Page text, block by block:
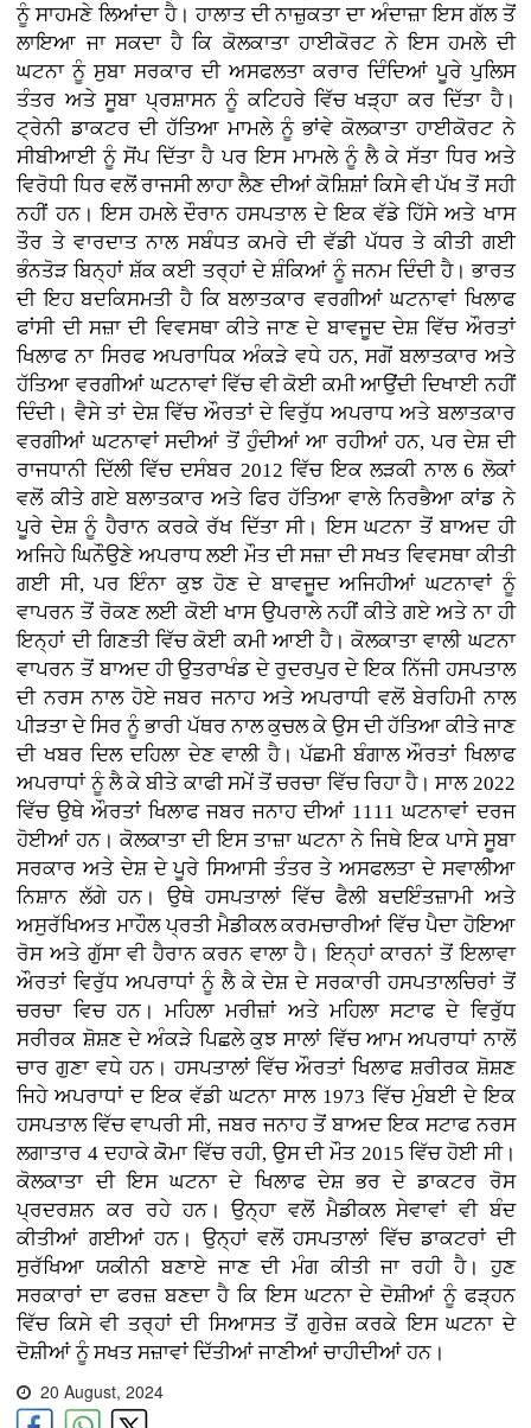
ਨੂੰ ਸਾਹਮਣੇ ਲਿਆਂਦਾ ਹੈ। ਹਾਲਾਤ ਦੀ ਨਾਜ਼ੁਕਤਾ ਦਾ ਅੰਦਾਜ਼ਾ ਇਸ ਗੱਲ ਤੋਂ
ਲਾਇਆ ਜਾ ਸਕਦਾ ਹੈ ਕਿ ਕੋਲਕਾਤਾ ਹਾਈਕੋਰਟ ਨੇ ਇਸ ਹਮਲੇ ਦੀ
ਘਟਨਾ ਨੂੰ ਸੁਬਾ ਸਰਕਾਰ ਦੀ ਅਸਫਲਤਾ ਕਰਾਰ ਦਿੰਦਿਆਂ ਪੂਰੇ ਪੁਲਿਸ
ਤੰਤਰ ਅਤੇ ਸੂਬਾ ਪ੍ਰਸ਼ਾਸਨ ਨੂੰ ਕਟਿਹਰੇ ਵਿੱਚ ਖੜ੍ਹਾ ਕਰ ਦਿੱਤਾ ਹੈ।
ਟ੍ਰੇਨੀ ਡਾਕਟਰ ਦੀ ਹੱਤਿਆ ਮਾਮਲੇ ਨੂੰ ਭਾਂਵੇ ਕੋਲਕਾਤਾ ਹਾਈਕੋਰਟ ਨੇ
ਸੀਬੀਆਈ ਨੂੰ ਸੋਂਪ ਦਿੱਤਾ ਹੈ ਪਰ ਇਸ ਮਾਮਲੇ ਨੂੰ ਲੈ ਕੇ ਸੱਤਾ ਧਿਰ ਅਤੇ
ਵਿਰੋਧੀ ਧਿਰ ਵਲੋਂ ਰਾਜਸੀ ਲਾਹਾ ਲੈਣ ਦੀਆਂ ਕੋਸ਼ਿਸ਼ਾਂ ਕਿਸੇ ਵੀ ਪੱਖ ਤੋਂ ਸਹੀ
ਨਹੀਂ ਹਨ। ਇਸ ਹਮਲੇ ਦੌਰਾਨ ਹਸਪਤਾਲ ਦੇ ਇਕ ਵੱਡੇ ਹਿੱਸੇ ਅਤੇ ਖਾਸ
ਤੌਰ ਤੇ ਵਾਰਦਾਤ ਨਾਲ ਸਬੰਧਤ ਕਮਰੇ ਦੀ ਵੱਡੀ ਪੱਧਰ ਤੇ ਕੀਤੀ ਗਈ
ਭੰਨਤੋੜ ਬਿਨ੍ਹਾਂ ਸ਼ੱਕ ਕਈ ਤਰ੍ਹਾਂ ਦੇ ਸ਼ੰਕਿਆਂ ਨੂੰ ਜਨਮ ਦਿੰਦੀ ਹੈ। ਭਾਰਤ
ਦੀ ਇਹ ਬਦਕਿਸਮਤੀ ਹੈ ਕਿ ਬਲਾਤਕਾਰ ਵਰਗੀਆਂ ਘਟਨਾਵਾਂ ਖਿਲਾਫ
ਫਾਂਸੀ ਦੀ ਸਜ਼ਾ ਦੀ ਵਿਵਸਥਾ ਕੀਤੇ ਜਾਣ ਦੇ ਬਾਵਜੂਦ ਦੇਸ਼ ਵਿੱਚ ਔਰਤਾਂ
ਖਿਲਾਫ ਨਾ ਸਿਰਫ ਅਪਰਾਧਿਕ ਅੰਕੜੇ ਵਧੇ ਹਨ, ਸਗੋਂ ਬਲਾਤਕਾਰ ਅਤੇ
ਹੱਤਿਆ ਵਰਗੀਆਂ ਘਟਨਾਵਾਂ ਵਿੱਚ ਵੀ ਕੋਈ ਕਮੀ ਆਉਂਦੀ ਦਿਖਾਈ ਨਹੀਂ
ਦਿੰਦੀ। ਵੈਸੇ ਤਾਂ ਦੇਸ਼ ਵਿੱਚ ਔਰਤਾਂ ਦੇ ਵਿਰੁੱਧ ਅਪਰਾਧ ਅਤੇ ਬਲਾਤਕਾਰ
ਵਰਗੀਆਂ ਘਟਨਾਵਾਂ ਸਦੀਆਂ ਤੋਂ ਹੁੰਦੀਆਂ ਆ ਰਹੀਆਂ ਹਨ, ਪਰ ਦੇਸ਼ ਦੀ
ਰਾਜਧਾਨੀ ਦਿੱਲੀ ਵਿੱਚ ਦਸੰਬਰ 2012 ਵਿੱਚ ਇਕ ਲੜਕੀ ਨਾਲ 6 ਲੋਕਾਂ
ਵਲੋਂ ਕੀਤੇ ਗਏ ਬਲਾਤਕਾਰ ਅਤੇ ਫਿਰ ਹੱਤਿਆ ਵਾਲੇ ਨਿਰਭੈਆ ਕਾਂਡ ਨੇ
ਪੂਰੇ ਦੇਸ਼ ਨੂੰ ਹੈਰਾਨ ਕਰਕੇ ਰੱਖ ਦਿੱਤਾ ਸੀ। ਇਸ ਘਟਨਾ ਤੋਂ ਬਾਅਦ ਹੀ
ਅਜਿਹੇ ਘਿਨੌਉਣੇ ਅਪਰਾਧ ਲਈ ਮੌਤ ਦੀ ਸਜ਼ਾ ਦੀ ਸਖਤ ਵਿਵਸਥਾ ਕੀਤੀ
ਗਈ ਸੀ, ਪਰ ਇੰਨਾ ਕੁਝ ਹੋਣ ਦੇ ਬਾਵਜੂਦ ਅਜਿਹੀਆਂ ਘਟਨਾਵਾਂ ਨੂੰ
ਵਾਪਰਨ ਤੋਂ ਰੋਕਣ ਲਈ ਕੋਈ ਖਾਸ ਉਪਰਾਲੇ ਨਹੀਂ ਕੀਤੇ ਗਏ ਅਤੇ ਨਾ ਹੀ
ਇਨ੍ਹਾਂ ਦੀ ਗਿਣਤੀ ਵਿੱਚ ਕੋਈ ਕਮੀ ਆਈ ਹੈ। ਕੋਲਕਾਤਾ ਵਾਲੀ ਘਟਨਾ
ਵਾਪਰਨ ਤੋਂ ਬਾਅਦ ਹੀ ਉਤਰਾਖੰਡ ਦੇ ਰੁਦਰਪੁਰ ਦੇ ਇਕ ਨਿੱਜੀ ਹਸਪਤਾਲ
ਦੀ ਨਰਸ ਨਾਲ ਹੋਏ ਜਬਰ ਜਨਾਹ ਅਤੇ ਅਪਰਾਧੀ ਵਲੋਂ ਬੇਰਹਿਮੀ ਨਾਲ
ਪੀੜਤਾ ਦੇ ਸਿਰ ਨੂੰ ਭਾਰੀ ਪੱਥਰ ਨਾਲ ਕੁਚਲ ਕੇ ਉਸ ਦੀ ਹੱਤਿਆ ਕੀਤੇ ਜਾਣ
ਦੀ ਖਬਰ ਦਿਲ ਦਹਿਲਾ ਦੇਣ ਵਾਲੀ ਹੈ। ਪੱਛਮੀ ਬੰਗਾਲ ਔਰਤਾਂ ਖਿਲਾਫ
ਅਪਰਾਧਾਂ ਨੂੰ ਲੈ ਕੇ ਬੀਤੇ ਕਾਫੀ ਸਮੇਂ ਤੋਂ ਚਰਚਾ ਵਿੱਚ ਰਿਹਾ ਹੈ। ਸਾਲ 2022
ਵਿੱਚ ਉਥੇ ਔਰਤਾਂ ਖਿਲਾਫ ਜਬਰ ਜਨਾਹ ਦੀਆਂ 1111 ਘਟਨਾਵਾਂ ਦਰਜ
ਹੋਈਆਂ ਹਨ। ਕੋਲਕਾਤਾ ਦੀ ਇਸ ਤਾਜ਼ਾ ਘਟਨਾ ਨੇ ਜਿਥੇ ਇਕ ਪਾਸੇ ਸੂਬਾ
ਸਰਕਾਰ ਅਤੇ ਦੇਸ਼ ਦੇ ਪੂਰੇ ਸਿਆਸੀ ਤੰਤਰ ਤੇ ਅਸਫਲਤਾ ਦੇ ਸਵਾਲੀਆ
ਨਿਸ਼ਾਨ ਲੱਗੇ ਹਨ। ਉਥੇ ਹਸਪਤਾਲਾਂ ਵਿੱਚ ਫੈਲੀ ਬਦਇੰਤਜ਼ਾਮੀ ਅਤੇ
ਅਸੁਰੱਖਿਅਤ ਮਾਹੌਲ ਪ੍ਰਤੀ ਮੈਡੀਕਲ ਕਰਮਚਾਰੀਆਂ ਵਿੱਚ ਪੈਦਾ ਹੋਇਆ
ਰੋਸ ਅਤੇ ਗੁੱਸਾ ਵੀ ਹੈਰਾਨ ਕਰਨ ਵਾਲਾ ਹੈ। ਇਨ੍ਹਾਂ ਕਾਰਨਾਂ ਤੋਂ ਇਲਾਵਾ
ਔਰਤਾਂ ਵਿਰੁੱਧ ਅਪਰਾਧਾਂ ਨੂੰ ਲੈ ਕੇ ਦੇਸ਼ ਦੇ ਸਰਕਾਰੀ ਹਸਪਤਾਲਚਿਰਾਂ ਤੋਂ
ਚਰਚਾ ਵਿਚ ਹਨ। ਮਹਿਲਾ ਮਰੀਜ਼ਾਂ ਅਤੇ ਮਹਿਲਾ ਸਟਾਫ ਦੇ ਵਿਰੁੱਧ
ਸਰੀਰਕ ਸ਼ੋਸ਼ਣ ਦੇ ਅੰਕੜੇ ਪਿਛਲੇ ਕੁਝ ਸਾਲਾਂ ਵਿੱਚ ਆਮ ਅਪਰਾਧਾਂ ਨਾਲੋਂ
ਚਾਰ ਗੁਣਾ ਵਧੇ ਹਨ। ਹਸਪਤਾਲਾਂ ਵਿੱਚ ਔਰਤਾਂ ਖਿਲਾਫ ਸ਼ਰੀਰਕ ਸ਼ੋਸ਼ਣ
ਜਿਹੇ ਅਪਰਾਧਾਂ ਦ ਇਕ ਵੱਡੀ ਘਟਨਾ ਸਾਲ 1973 ਵਿੱਚ ਮੁੰਬਈ ਦੇ ਇਕ
ਹਸਪਤਾਲ ਵਿੱਚ ਵਾਪਰੀ ਸੀ, ਜਬਰ ਜਨਾਹ ਤੋਂ ਬਾਅਦ ਇਕ ਸਟਾਫ ਨਰਸ
ਲਗਾਤਾਰ 4 ਦਹਾਕੇ ਕੋੋਮਾ ਵਿੱਚ ਰਹੀ, ਉਸ ਦੀ ਮੌਤ 2015 ਵਿੱਚ ਹੋਈ ਸੀ।
ਕੋਲਕਾਤਾ ਦੀ ਇਸ ਘਟਨਾ ਦੇ ਖਿਲਾਫ ਦੇਸ਼ ਭਰ ਦੇ ਡਾਕਟਰ ਰੋਸ
ਪ੍ਰਦਰਸ਼ਨ ਕਰ ਰਹੇ ਹਨ। ਉਨ੍ਹਾ ਵਲੋਂ ਮੈਡੀਕਲ ਸੇਵਾਵਾਂ ਵੀ ਬੰਦ
ਕੀਤੀਆਂ ਗਈਆਂ ਹਨ। ਉਨ੍ਹਾਂ ਵਲੋਂ ਹਸਪਤਾਲਾਂ ਵਿੱਚ ਡਾਕਟਰਾਂ ਦੀ
ਸੁਰੱਖਿਆ ਯਕੀਨੀ ਬਣਾਏ ਜਾਣ ਦੀ ਮੰਗ ਕੀਤੀ ਜਾ ਰਹੀ ਹੈ। ਹੁਣ
ਸਰਕਾਰਾਂ ਦਾ ਫਰਜ਼ ਬਣਦਾ ਹੈ ਕਿ ਇਸ ਘਟਨਾ ਦੇ ਦੋਸ਼ੀਆਂ ਨੂੰ ਫੜ੍ਹਨ
ਵਿੱਚ ਕਿਸੇ ਵੀ ਤਰ੍ਹਾਂ ਦੀ ਸਿਆਸਤ ਤੋਂ ਗੁਰੇਜ਼ ਕਰਕੇ ਇਸ ਘਟਨਾ ਦੇ
ਦੋਸ਼ੀਆਂ ਨੂੰ ਸਖਤ ਸਜ਼ਾਵਾਂ ਦਿੱਤੀਆਂ ਜਾਣੀਆਂ ਚਾਹੀਦੀਆਂ ਹਨ।
20 August, 2024